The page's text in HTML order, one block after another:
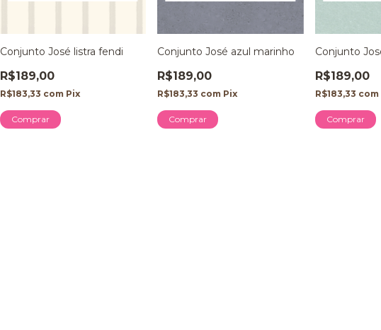
Conjunto José listra fendi
R$189,00
R$183,33 com Pix
Comprar
Conjunto José azul marinho
R$189,00
R$183,33 com Pix
Comprar
Conjunto
R$189,00
R$183,33 com
Comprar